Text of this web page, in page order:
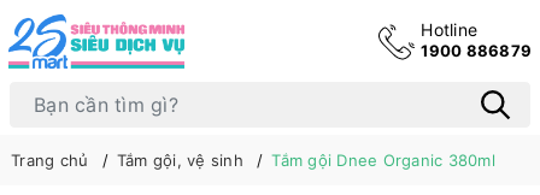
Hotline
1900 886879
Trang chủ Tắm gội, vệ sinh Tắm gội Dnee Organic 380ml